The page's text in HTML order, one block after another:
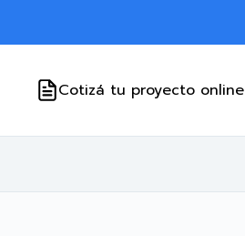
Cotizá tu proyecto online